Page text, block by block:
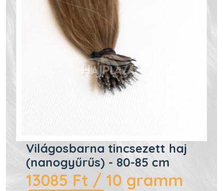
Világosbarna tincsezett haj
(nanogyűrűs) - 80-85 cm
13085 Ft / 10 gramm